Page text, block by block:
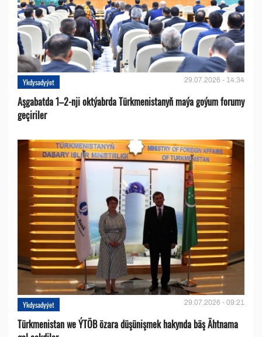
Ykdysadyýet 29.07.2026 - 14:34
Aşgabatda 1–2-nji oktýabrda Türkmenistanyň maýa goýum forumy
geçiriler
Ykdysadyýet 29.07.2026 - 09:21
Türkmenistan we ÝTÖB özara düşünişmek hakynda bäş Ähtnama